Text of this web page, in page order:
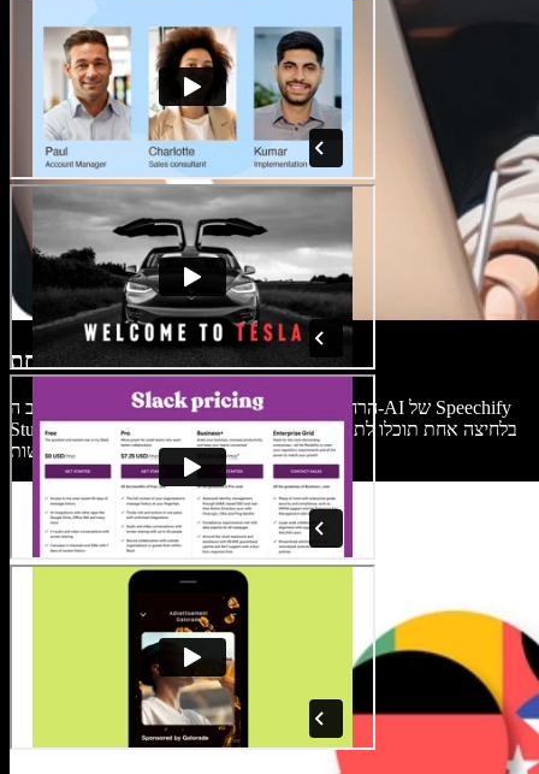
דיבוב בלחיצה אחת
הרחיבו את החשיפה והגיעו לקהל גלובלי עם דיבוב ה-AI של Speechify
Studio. בלחיצה אחת תוכלו לתרגם את הסרטון בקלות לכל שפה ולשפר